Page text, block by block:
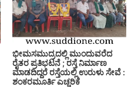
ಭೀಮಸಮುದ್ರದಲ್ಲಿ ಮುಂದುವರೆದ
ರೈತರ ಪ್ರತಿಭಟನೆ ; ರಸ್ತೆ ನಿರ್ಮಾಣ
ಮಾಡದಿದ್ದರೆ ರಸ್ತೆಯಲ್ಲಿ ಉರುಳು ಸೇವೆ :
ಶಂಕರಮೂರ್ತಿ ಎಚ್ಚರಿಕೆ